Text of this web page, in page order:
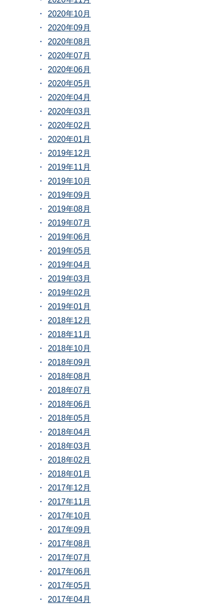
2020年10月
2020年09月
2020年08月
2020年07月
2020年06月
2020年05月
2020年04月
2020年03月
2020年02月
2020年01月
2019年12月
2019年11月
2019年10月
2019年09月
2019年08月
2019年07月
2019年06月
2019年05月
2019年04月
2019年03月
2019年02月
2019年01月
2018年12月
2018年11月
2018年10月
2018年09月
2018年08月
2018年07月
2018年06月
2018年05月
2018年04月
2018年03月
2018年02月
2018年01月
2017年12月
2017年11月
2017年10月
2017年09月
2017年08月
2017年07月
2017年06月
2017年05月
2017年04月